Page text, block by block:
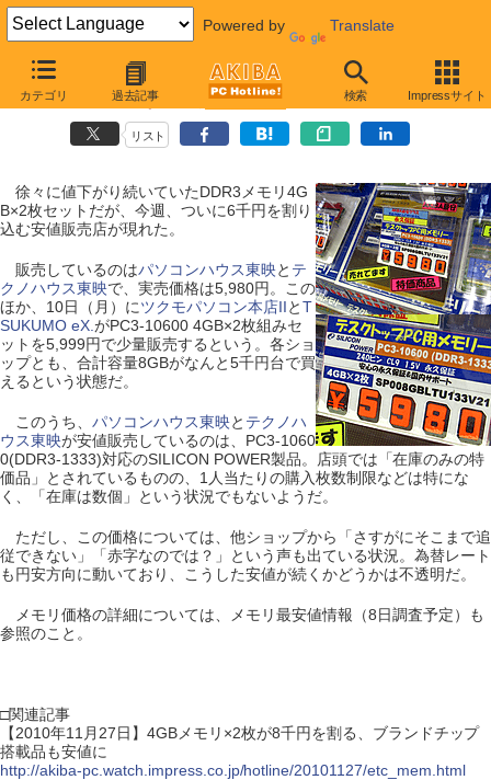
Powered by Translate
カテゴリ 過去記事 検索 Impressサイト
【 2011年1月8日号 】
DDR3 8GBセットが6千円割れ
リスト
徐々に値下がり続いていたDDR3メモリ4G
B×2枚セットだが、今週、ついに6千円を割り
込む安値販売店が現れた。
販売しているのはパソコンハウス東映と テ
クノハウス東映で、実売価格は5,980円。この
ほか、10日（月）にツクモパソコン本店IIとT
SUKUMO eX. がPC3-10600 4GB×2枚組みセ
ットを5,999円で少量販売するという。各ショ
ップとも、合計容量8GBがなんと5千円台で買
えるという状態だ。
このうち、 パソコンハウス東映と テクノハ
ウス東映が安値販売しているのは、PC3-1060
0(DDR3-1333)対応のSILICON POWER製品。店頭では「在庫のみの特
価品」とされているものの、1人当たりの購入枚数制限などは特にな
く、「在庫は数個」という状況でもないようだ。
ただし、この価格については、他ショップから「さすがにそこまで追
従できない」「赤字なのでは？」という声も出ている状況。為替レート
も円安方向に動いており、こうした安値が続くかどうかは不透明だ。
メモリ価格の詳細については、メモリ最安値情報（8日調査予定）も
参照のこと。
□関連記事
【2010年11月27日】4GBメモリ×2枚が8千円を割る、ブランドチップ
搭載品も安値に
http://akiba-pc.watch.impress.co.jp/hotline/20101127/etc_mem.html